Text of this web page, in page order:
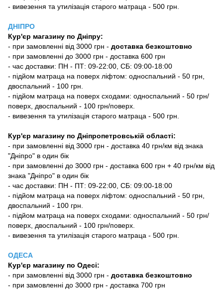
- вивезення та утилізація старого матраца - 500 грн.
ДНІПРО
Кур'єр магазину по Дніпру:
- при замовленні від 3000 грн - доставка безкоштовно
- при замовленні до 3000 грн - доставка 600 грн
- час доставки: ПН - ПТ: 09-22:00, СБ: 09:00-18:00
- підйом матраца на поверх ліфтом: односпальний - 50 грн,
двоспальний - 100 грн.
- підйом матраца на поверх сходами: односпальний - 50 грн/
поверх, двоспальний - 100 грн/поверх.
- вивезення та утилізація старого матраца - 500 грн.
Кур'єр магазину по Дніпропетровській області:
- при замовленні від 3000 грн - доставка 40 грн/км від знака
"Дніпро" в один бік
- при замовленні до 3000 грн - доставка 600 грн + 40 грн/км від
знака "Дніпро" в один бік
- час доставки: ПН - ПТ: 09-22:00, СБ: 09:00-18:00
- підйом матраца на поверх ліфтом: односпальний - 50 грн,
двоспальний - 100 грн.
- підйом матраца на поверх сходами: односпальний - 50 грн/
поверх, двоспальний - 100 грн/поверх.
- вивезення та утилізація старого матраца - 500 грн.
ОДЕСА
Кур'єр магазину по Одесі:
- при замовленні від 3000 грн - доставка безкоштовно
- при замовленні до 3000 грн - доставка 700 грн